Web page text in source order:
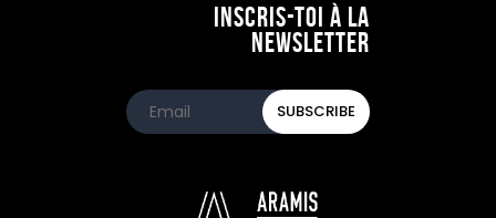
Inscris-toi à la
newsletter